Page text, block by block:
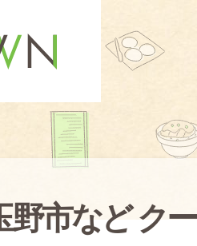
野市など ク